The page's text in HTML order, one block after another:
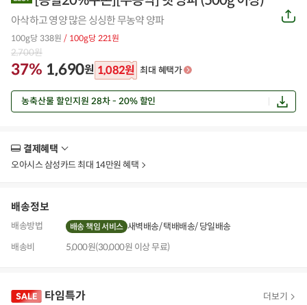
아삭하고 영양 많은 싱싱한 무농약 양파
100g당 338원 / 100g당 221원
2,700원
37% 1,690원 1,082원 최대 혜택가
농축산물 할인지원 28차 - 20% 할인
공
유
결제혜택
보
오아시스 삼성카드 최대 14만원 혜택
배송정보
배송방법 배송 책임 서비스 새벽배송 택배배송 당일배송
배송비
5,000원(30,000원 이상 무료)
타임특가 더보기